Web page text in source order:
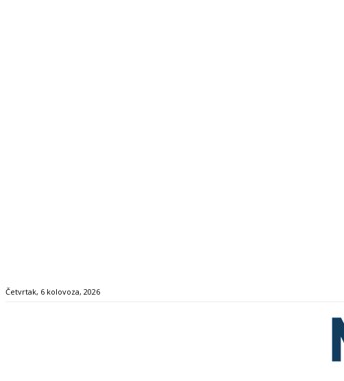
Četvrtak, 6 kolovoza, 2026